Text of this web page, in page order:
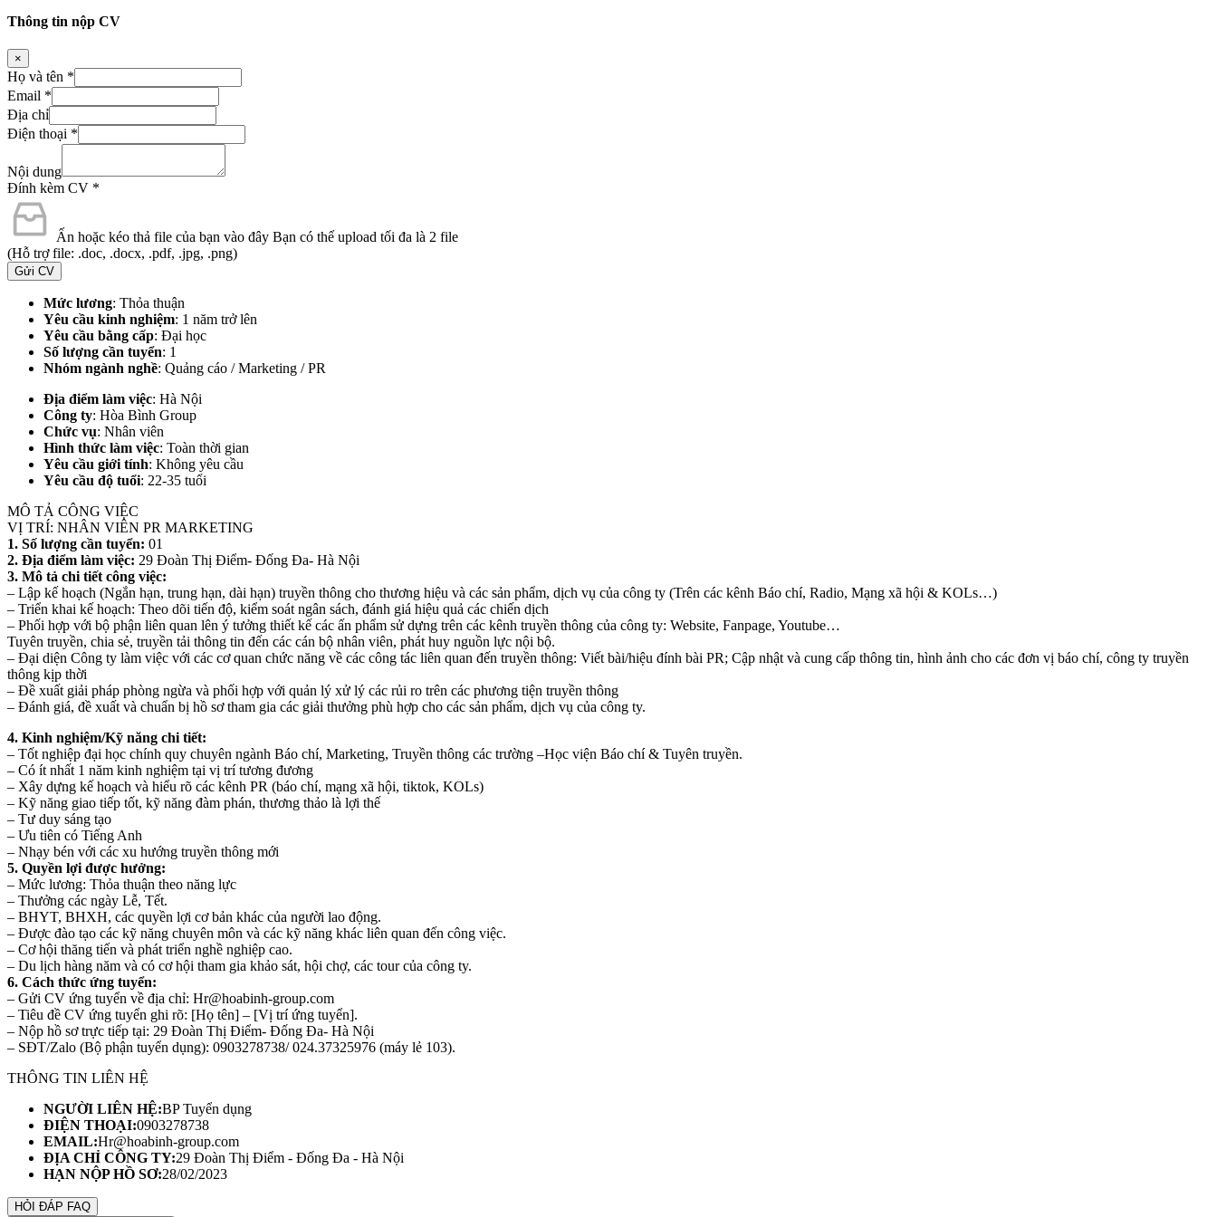
Thông tin nộp CV
×
Họ và tên *
Email *
Địa chỉ
Điện thoại *
Nội dung
Đính kèm CV *
Ấn hoặc kéo thả file của bạn vào đây Bạn có thể upload tối đa là 2 file
(Hỗ trợ file: .doc, .docx, .pdf, .jpg, .png)
Gửi CV
Mức lương: Thỏa thuận
Yêu cầu kinh nghiệm: 1 năm trở lên
Yêu cầu bằng cấp: Đại học
Số lượng cần tuyển: 1
Nhóm ngành nghề: Quảng cáo / Marketing / PR
Địa điểm làm việc: Hà Nội
Công ty: Hòa Bình Group
Chức vụ: Nhân viên
Hình thức làm việc: Toàn thời gian
Yêu cầu giới tính: Không yêu cầu
Yêu cầu độ tuổi: 22-35 tuổi
MÔ TẢ CÔNG VIỆC
VỊ TRÍ: NHÂN VIÊN PR MARKETING
1. Số lượng cần tuyển: 01
2. Địa điểm làm việc: 29 Đoàn Thị Điểm- Đống Đa- Hà Nội
3. Mô tả chi tiết công việc:
– Lập kế hoạch (Ngắn hạn, trung hạn, dài hạn) truyền thông cho thương hiệu và các sản phẩm, dịch vụ của công ty (Trên các kênh Báo chí, Radio, Mạng xã hội & KOLs…)
– Triển khai kế hoạch: Theo dõi tiến độ, kiểm soát ngân sách, đánh giá hiệu quả các chiến dịch
– Phối hợp với bộ phận liên quan lên ý tưởng thiết kế các ấn phẩm sử dựng trên các kênh truyền thông của công ty: Website, Fanpage, Youtube…
Tuyên truyền, chia sẻ, truyền tải thông tin đến các cán bộ nhân viên, phát huy nguồn lực nội bộ.
– Đại diện Công ty làm việc với các cơ quan chức năng về các công tác liên quan đến truyền thông: Viết bài/hiệu đính bài PR; Cập nhật và cung cấp thông tin, hình ảnh cho các đơn vị báo chí, công ty truyền
thông kịp thời
– Đề xuất giải pháp phòng ngừa và phối hợp với quản lý xử lý các rủi ro trên các phương tiện truyền thông
– Đánh giá, đề xuất và chuẩn bị hồ sơ tham gia các giải thưởng phù hợp cho các sản phẩm, dịch vụ của công ty.
4. Kinh nghiệm/Kỹ năng chi tiết:
– Tốt nghiệp đại học chính quy chuyên ngành Báo chí, Marketing, Truyền thông các trường –Học viện Báo chí & Tuyên truyền.
– Có ít nhất 1 năm kinh nghiệm tại vị trí tương đương
– Xây dựng kế hoạch và hiểu rõ các kênh PR (báo chí, mạng xã hội, tiktok, KOLs)
– Kỹ năng giao tiếp tốt, kỹ năng đàm phán, thương thảo là lợi thế
– Tư duy sáng tạo
– Ưu tiên có Tiếng Anh
– Nhạy bén với các xu hướng truyền thông mới
5. Quyền lợi được hưởng:
– Mức lương: Thỏa thuận theo năng lực
– Thưởng các ngày Lễ, Tết.
– BHYT, BHXH, các quyền lợi cơ bản khác của người lao động.
– Được đào tạo các kỹ năng chuyên môn và các kỹ năng khác liên quan đến công việc.
– Cơ hội thăng tiến và phát triển nghề nghiệp cao.
– Du lịch hàng năm và có cơ hội tham gia khảo sát, hội chợ, các tour của công ty.
6. Cách thức ứng tuyển:
– Gửi CV ứng tuyển về địa chỉ: Hr@hoabinh-group.com
– Tiêu đề CV ứng tuyển ghi rõ: [Họ tên] – [Vị trí ứng tuyển].
– Nộp hồ sơ trực tiếp tại: 29 Đoàn Thị Điểm- Đống Đa- Hà Nội
– SĐT/Zalo (Bộ phận tuyển dụng): 0903278738/ 024.37325976 (máy lẻ 103).
THÔNG TIN LIÊN HỆ
NGƯỜI LIÊN HỆ:BP Tuyển dụng
ĐIỆN THOẠI:0903278738
EMAIL:Hr@hoabinh-group.com
ĐỊA CHỈ CÔNG TY:29 Đoàn Thị Điểm - Đống Đa - Hà Nội
HẠN NỘP HỒ SƠ:28/02/2023